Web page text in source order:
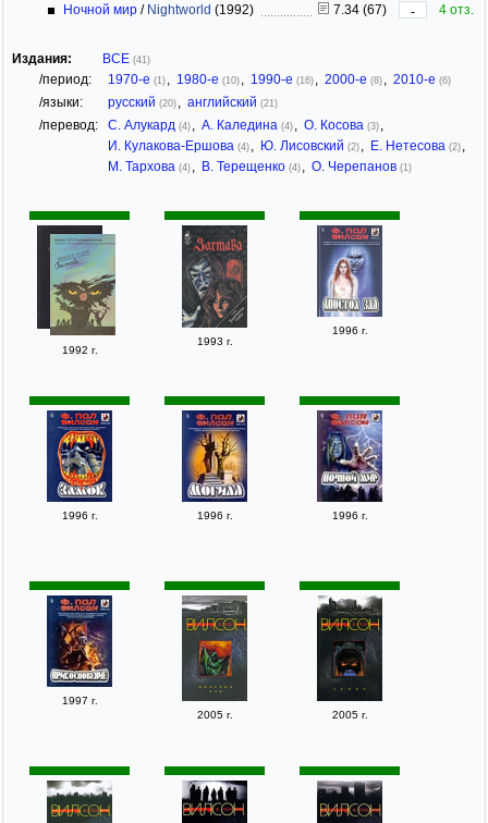
Ночной мир / Nightworld (1992) 7.34 (67) - 4 отз.
Издания: ВСЕ (41)
/период: 1970-е (1) 1980-е (10) 1990-е (16) 2000-е (8) 2010-е (6)
/языки: русский (20) английский (21)
/перевод: С. Алукард (4) А. Каледина (4) О. Косова (3)
И. Кулакова-Ершова (4) Ю. Лисовский (2) Е. Нетесова (2)
М. Тархова (4) В. Терещенко (4) О. Черепанов (1)
1992 г.
1993 г.
1996 г.
1996 г. 1996 г. 1996 г.
1997 г.
2005 г.
2005 г.